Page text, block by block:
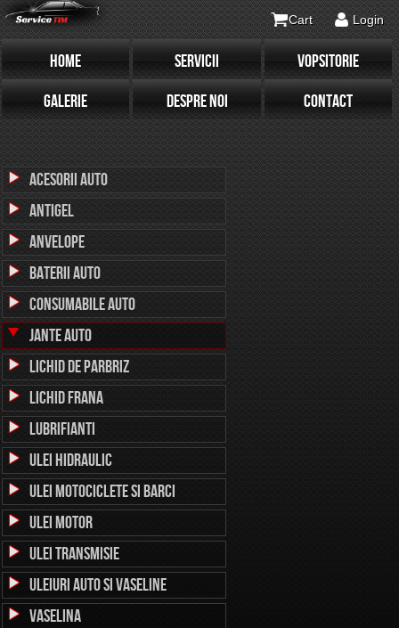
Cart Login
HOME SERVICII
VOPSITORIE
GALERIE
DESPRE NOI CONTACT
Acesorii Auto
Antigel
Anvelope
Baterii Auto
Consumabile Auto
Jante Auto
Lichid de parbriz
Lichid Frana
Lubrifianti
Ulei Hidraulic
Ulei Motociclete si Barci
Ulei Motor
Ulei Transmisie
Uleiuri auto si vaseline
Vaselina